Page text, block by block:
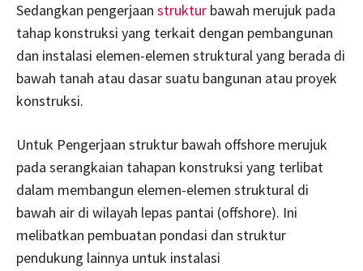
Sedangkan pengerjaan struktur bawah merujuk pada
tahap konstruksi yang terkait dengan pembangunan
dan instalasi elemen-elemen struktural yang berada di
bawah tanah atau dasar suatu bangunan atau proyek
konstruksi.
Untuk Pengerjaan struktur bawah offshore merujuk
pada serangkaian tahapan konstruksi yang terlibat
dalam membangun elemen-elemen struktural di
bawah air di wilayah lepas pantai (offshore). Ini
melibatkan pembuatan pondasi dan struktur
pendukung lainnya untuk instalasi